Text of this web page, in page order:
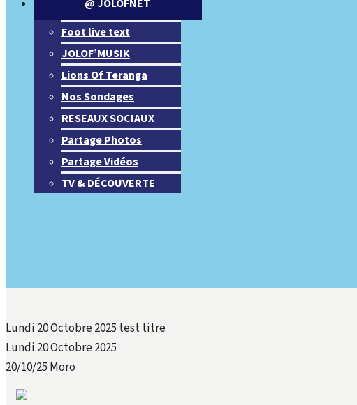
@ JOLOFNET
Foot live text
JOLOF’MUSIK
Lions Of Teranga
Nos Sondages
RESEAUX SOCIAUX
Partage Photos
Partage Vidéos
TV & DÉCOUVERTE
Lundi 20 Octobre 2025 test titre
Lundi 20 Octobre 2025
20/10/25 Moro